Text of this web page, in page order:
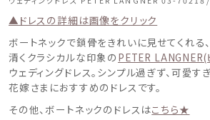
▲ドレスの詳細は画像をクリック
ボートネックで鎖骨をきれいに見せてくれる
清くクラシカルな印象の PETER
ウェディングドレス。シンプル過ぎず、可愛す
花嫁さまにおすすめのドレスです。
その他、ボートネックのドレスはこちら★